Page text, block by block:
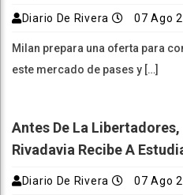
Diario De Rivera 07 Ago
Milan prepara una oferta para
este mercado de pases y […]
Antes De La
Rivadavia Recibe A
Diario De Rivera 07 Ago